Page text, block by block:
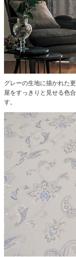
グレーの生地に描かれた
屋をすっきりと見せる色
す。